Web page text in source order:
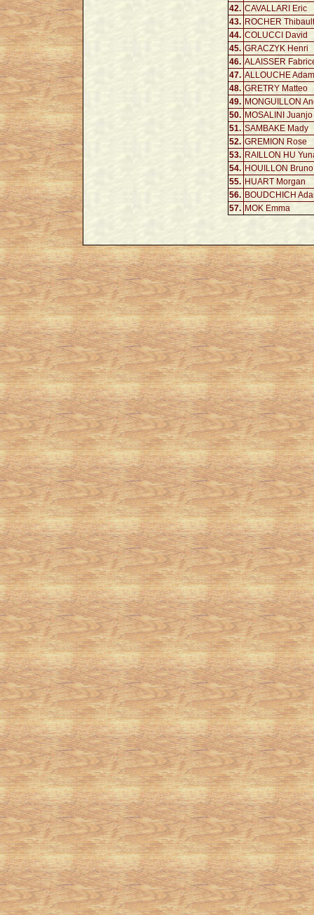
42. CAVALLARI Eric
43. ROCHER
44. COLUCCI David
45. GRACZYK Henri
46. ALAISSER
47. ALLOUCHE
48. GRETRY Matteo
49. MONGUILLON
50. MOSALINI Juanjo
51. SAMBAKE Mady
52. GREMION Rose
53. RAILLON HU
54. HOUILLON Bruno
55. HUART Morgan
56. BOUDCHICH
57. MOK Emma